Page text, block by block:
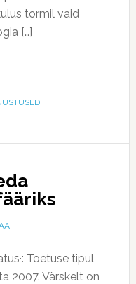
tormil vaid
[…]
Toetuse tipul
2007. Värskelt on